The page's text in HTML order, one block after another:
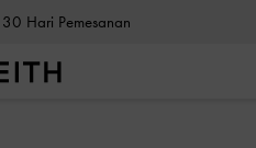
. Tidak Ada Biaya Tersembunyi Saat Pembayaran